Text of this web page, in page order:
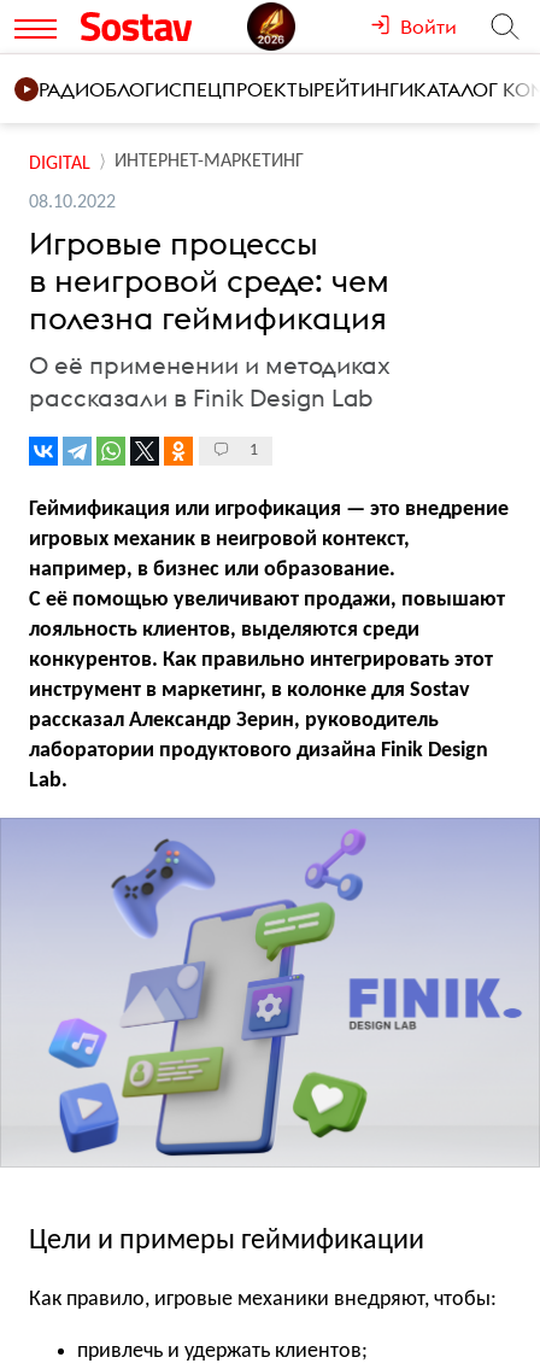
Войти
РАДИОБЛОГИСПЕЦПРОЕКТЫРЕЙТИНГИКАТАЛОГ
DIGITAL ИНТЕРНЕТ-МАРКЕТИНГ
08.10.2022
Игровые процессы
в неигровой среде: чем
полезна геймификация
О её применении и методиках
рассказали в Finik Design Lab
1
Геймификация или игрофикация — это внедрение
игровых механик в неигровой контекст,
например, в бизнес или образование.
С её помощью увеличивают продажи, повышают
лояльность клиентов, выделяются среди
конкурентов. Как правильно интегрировать этот
инструмент в маркетинг, в колонке для Sostav
рассказал Александр Зерин, руководитель
лаборатории продуктового дизайна Finik Design
Lab.
Цели и примеры геймификации
Как правило, игровые механики внедряют, чтобы:
привлечь и удержать клиентов;